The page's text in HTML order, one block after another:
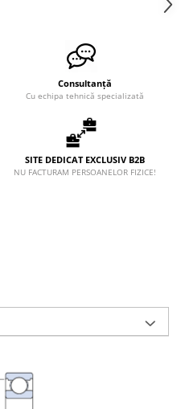
Consultanță
Cu echipa tehnică specializată
SITE DEDICAT EXCLUSIV B2B
NU FACTURAM PERSOANELOR FIZICE!